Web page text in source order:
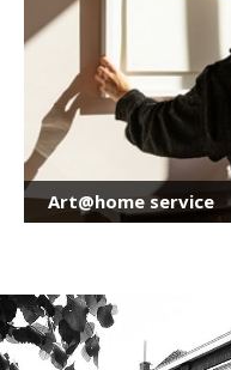
Art@home service